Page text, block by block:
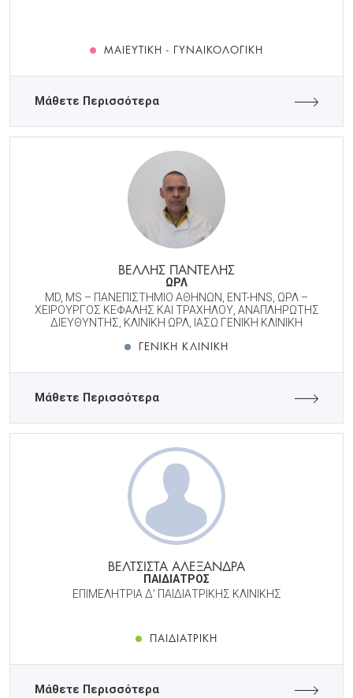
ΜΑΙΕΥΤΙΚΉ - ΓΥΝΑΙΚΟΛΟΓΙΚΉ
Μάθετε Περισσότερα
ΒΕΛΛΗΣ ΠΑΝΤΕΛΗΣ
ΩΡΛ
MD, MS – ΠΑΝΕΠΙΣΤΗΜΙΟ ΑΘΗΝΩΝ, ENT-HNS, ΩΡΛ –
ΧΕΙΡΟΥΡΓΟΣ ΚΕΦΑΛΗΣ ΚΑΙ ΤΡΑΧΗΛΟΥ, ΑΝΑΠΛΗΡΩΤΗΣ
ΔΙΕΥΘΥΝΤΗΣ, ΚΛΙΝΙΚΗ ΩΡΛ, ΙΑΣΩ ΓΕΝΙΚΗ ΚΛΙΝΙΚΗ
ΓΕΝΙΚΉ ΚΛΙΝΙΚΉ
Μάθετε Περισσότερα
ΒΕΛΤΣΙΣΤΑ ΑΛΕΞΑΝΔΡΑ
ΠΑΙΔΙΑΤΡΟΣ
ΕΠΙΜΕΛΗΤΡΙΑ Δ' ΠΑΙΔΙΑΤΡΙΚΗΣ ΚΛΙΝΙΚΗΣ
ΠΑΙΔΙΑΤΡΙΚΉ
Μάθετε Περισσότερα